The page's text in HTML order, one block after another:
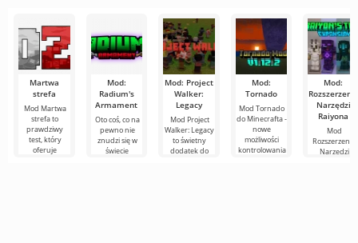
Martwa
strefa
Mod Martwa
strefa to
prawdziwy
test, który
oferuje
Mod:
Radium's
Armament
Oto coś, co na
pewno nie
znudzi się w
świecie
Mod: Project
Walker:
Legacy
Mod Project
Walker: Legacy
to świetny
dodatek do
Mod:
Tornado
Mod Tornado
do Minecrafta -
nowe
możliwości
kontrolowania
Mod:
Rozszerzenie
Narzędzi
Raiyona
Mod
Rozszerzenie
Narzędzi